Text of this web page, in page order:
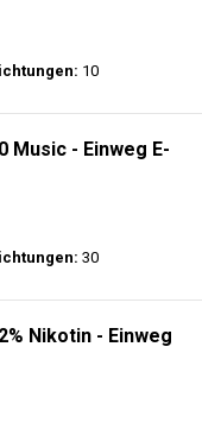
10
Music - Einweg E-
30
Nikotin - Einweg